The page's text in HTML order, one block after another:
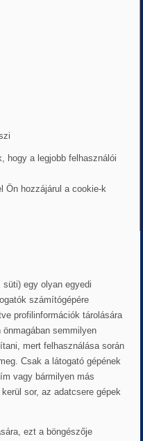
hogy a legjobb felhasználói
Ön hozzájárul a cookie-k
egy olyan egyedi
számítógépére
profilinformációk tárolására
semmilyen
mert felhasználása során
Csak a látogató gépének
vagy bármilyen más
sor, az adatcsere gépek
ezt a böngészője